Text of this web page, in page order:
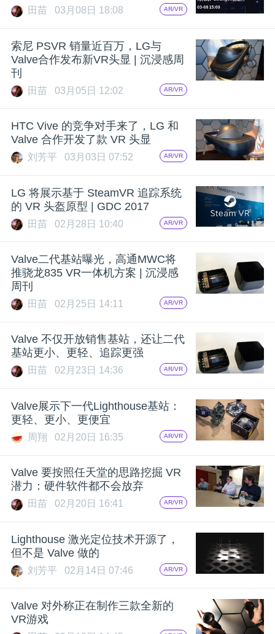
田苗 03月08日 18:08 AR/VR
索尼 PSVR 销量近百万，LG与
Valve合作发布新VR头显 | 沉浸感周
刊
田苗 03月05日 12:02 AR/VR
HTC Vive 的竞争对手来了，LG 和
Valve 合作开发了款 VR 头显
刘芳平 03月03日 07:52 AR/VR
LG 将展示基于 SteamVR 追踪系统
的 VR 头盔原型 | GDC 2017
田苗 02月28日 10:40 AR/VR
Valve二代基站曝光，高通MWC将
推骁龙835 VR一体机方案 | 沉浸感
周刊
田苗 02月25日 14:11 AR/VR
Valve 不仅开放销售基站，还让二代
基站更小、更轻、追踪更强
田苗 02月23日 14:36 AR/VR
Valve展示下一代Lighthouse基站：
更轻、更小、更便宜
周翔 02月20日 16:35 AR/VR
Valve 要按照任天堂的思路挖掘 VR
潜力：硬件软件都不会放弃
田苗 02月20日 16:41 AR/VR
Lighthouse 激光定位技术开源了，
但不是 Valve 做的
刘芳平 02月14日 07:46 AR/VR
Valve 对外称正在制作三款全新的
VR游戏